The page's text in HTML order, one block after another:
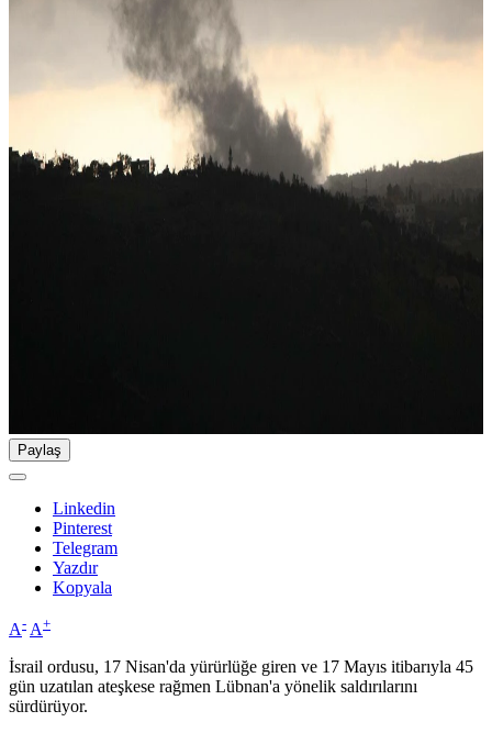
Paylaş
Linkedin
Pinterest
Telegram
Yazdır
Kopyala
A- A+
İsrail ordusu, 17 Nisan'da yürürlüğe giren ve 17 Mayıs itibarıyla 45
gün uzatılan ateşkese rağmen Lübnan'a yönelik saldırılarını
sürdürüyor.